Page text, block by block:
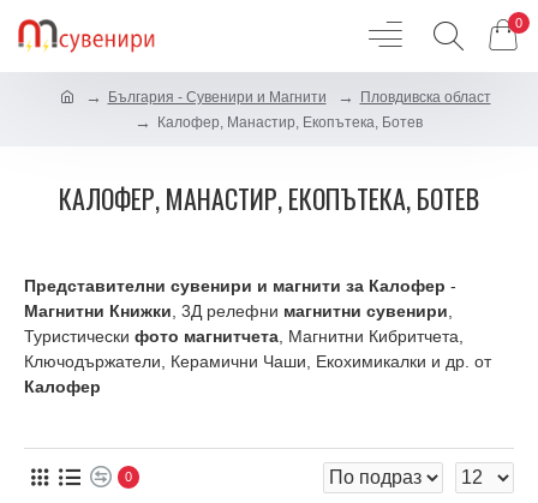
0
България - Сувенири и Магнити
Пловдивска област
Калофер, Манастир, Екопътека, Ботев
КАЛОФЕР, МАНАСТИР, ЕКОПЪТЕКА, БОТЕВ
Представителни сувенири и магнити за Калофер -
Магнитни Книжки , 3Д релефни магнитни сувенири
Туристически фото магнитчета , Магнитни Кибритчета,
Ключодържатели, Керамични Чаши, Екохимикалки и др. от
Калофер
0